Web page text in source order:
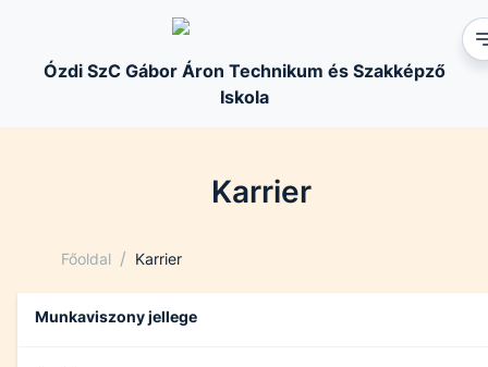
Ózdi SzC Gábor Áron Technikum és Szakképző
Iskola
Karrier
Főoldal / Karrier
Munkaviszony jellege